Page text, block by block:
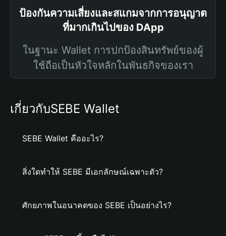
ป้องกันความเสี่ยงและสแกมจากการอนุญาต
ที่มากเกินไปของ DApp
ในฐานะ Wallet การปกป้องสินทรัพย์ของผู้
ใช้ถือเป็นหัวใจหลักในพันธกิจของเรา
เกี่ยวกับSEBE Wallet
SEBE Wallet คืออะไร?
สิ่งใดทำให้ SEBE มีเอกลักษณ์เฉพาะตัว?
ศักยภาพในอนาคตของ SEBE เป็นอย่างไร?